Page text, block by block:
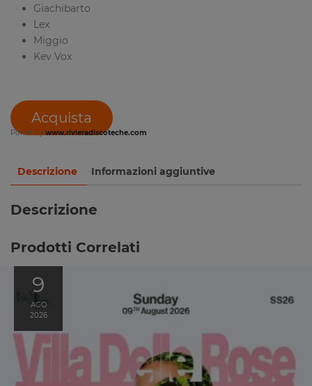
Giachibarto
Lex
Miggio
Kev Vox
Acquista
Power by www.rivieradiscoteche.com
Descrizione Informazioni aggiuntive
Descrizione
Prodotti Correlati
9
AGO
2026